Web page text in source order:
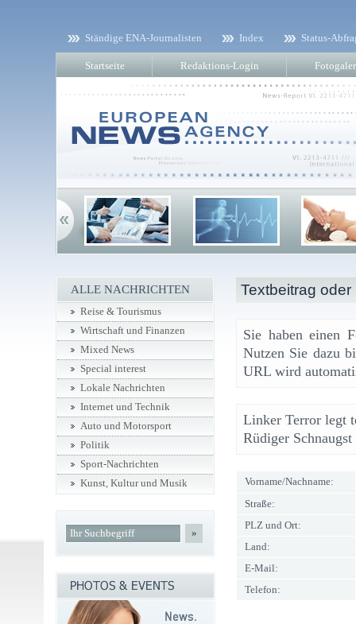
Ständige ENA-Journalisten Index Status-
Startseite Redaktions-Login
Textbeitrag
Sie haben einen
Nutzen Sie dazu
URL wird
Linker Terror legt
Rüdiger Schnaugst
Vorname/Nachname:
Straße:
PLZ und Ort:
Land:
E-Mail:
Telefon:
ALLE NACHRICHTEN
Reise & Tourismus
Wirtschaft und Finanzen
Mixed News
Special interest
Lokale Nachrichten
Internet und Technik
Auto und Motorsport
Politik
Sport-Nachrichten
Kunst, Kultur und Musik
»